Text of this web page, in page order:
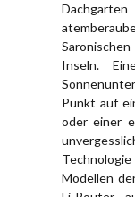
Inseln.
Punkt auf
oder einer
Modellen